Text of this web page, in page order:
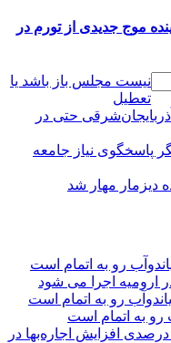
موج جدیدی از تورم در
نیست مجلس باز باشد یا
تعطیل
حتی در
پاسخگوی نیاز جامعه
مهار شد
رو به اتمام است
ارومیه اجرا می شود
رو به اتمام است
رو به اتمام است
سقف ۲۵ درصدی افزایش اجاره‌بها در